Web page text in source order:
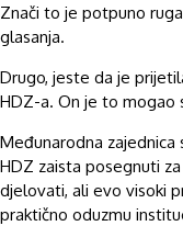
Znači to je potpuno
glasanja.
Drugo, jeste da je
HDZ-a. On je to mogao
Međunarodna
HDZ zaista posegnuti
djelovati, ali evo visoki
praktično oduzmu